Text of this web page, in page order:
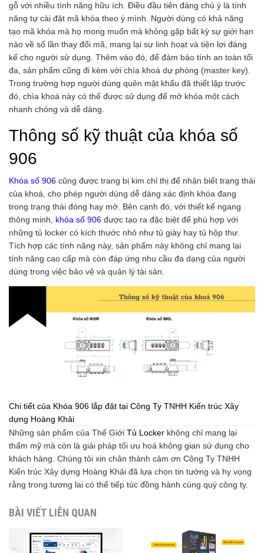
gỗ với nhiều tính năng hữu ích. Điều đầu tiên đáng chú ý là tính
năng tự cài đặt mã khóa theo ý mình. Người dùng có khả năng
tạo mã khóa mà họ mong muốn mà không gặp bất kỳ sự giới hạn
nào về số lần thay đổi mã, mang lại sự linh hoạt và tiện lợi đáng
kể cho người sử dụng. Thêm vào đó, để đảm bảo tính an toàn tối
đa, sản phẩm cũng đi kèm với chìa khoá dự phòng (master key).
Trong trường hợp người dùng quên mật khẩu đã thiết lập trước
đó, chìa khoá này có thể được sử dụng để mở khóa một cách
nhanh chóng và dễ dàng.
Thông số kỹ thuật của khóa số
906
Khóa số 906 cũng được trang bị kim chỉ thị để nhận biết trạng thái
của khoá, cho phép người dùng dễ dàng xác định khóa đang
trong trạng thái đóng hay mở. Bên cạnh đó, với thiết kế ngang
thông minh, khóa số 906 được tạo ra đặc biệt để phù hợp với
những tủ locker có kích thước nhỏ như tủ giày hay tủ hộp thư.
Tích hợp các tính năng này, sản phẩm này không chỉ mang lại
tính năng cao cấp mà còn đáp ứng nhu cầu đa dạng của người
dùng trong việc bảo vệ và quản lý tài sản.
Chi tiết của Khóa 906 lắp đặt tại Công Ty TNHH Kiến trúc Xây
dựng Hoàng Khải
Những sản phẩm của Thế Giới Tủ Locker không chỉ mang lại
thẩm mỹ mà còn là giải pháp tối ưu hoá không gian sử dụng cho
khách hàng. Chúng tôi xin chân thành cảm ơn Công Ty TNHH
Kiến trúc Xây dựng Hoàng Khải đã lựa chọn tin tưởng và hy vọng
rằng trong tương lai có thể tiếp túc đồng hành cùng quý công ty.
BÀI VIẾT LIÊN QUAN